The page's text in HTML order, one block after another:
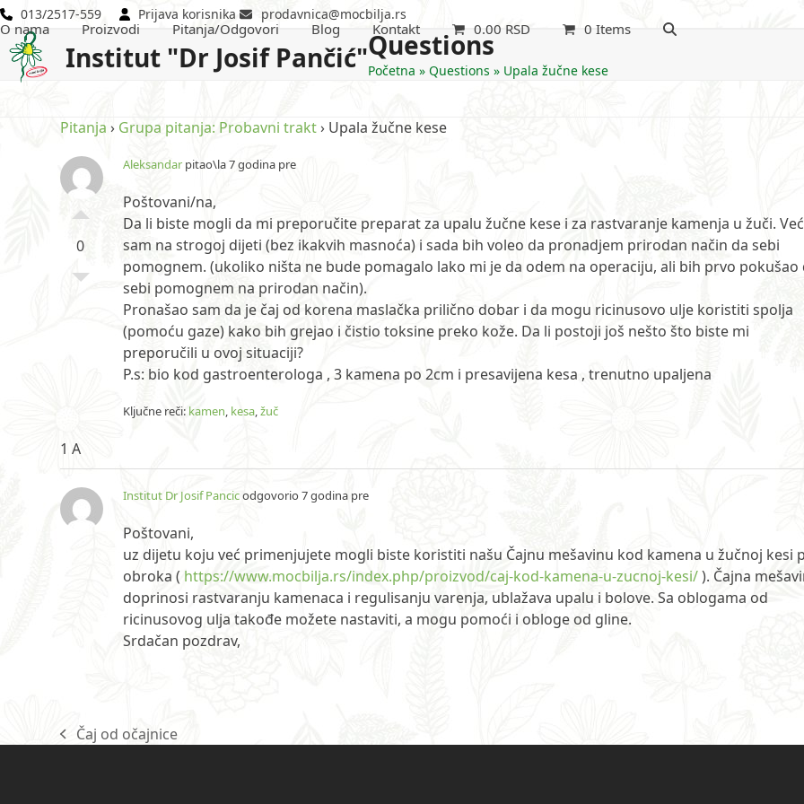
Skip
to
content
013/2517-559 Prijava korisnika prodavnica@mocbilja.rs
Institut "Dr Josif Pančić"
O nama Proizvodi Pitanja/Odgovori Blog Kontakt 0.00 RSD 0 Items
Questions
Početna » Questions » Upala žučne kese
Pitanja › Grupa pitanja: Probavni trakt› Upala žučne kese
0
Aleksandar pitao\la 7 godina pre
Poštovani/na,
Da li biste mogli da mi preporučite preparat za upalu žučne kese i za rastvaranje kamenja u žuči. Već
sam na strogoj dijeti (bez ikakvih masnoća) i sada bih voleo da pronadjem prirodan način da sebi
pomognem. (ukoliko ništa ne bude pomagalo lako mi je da odem na operaciju, ali bih prvo pokušao
sebi pomognem na prirodan način).
Pronašao sam da je čaj od korena maslačka prilično dobar i da mogu ricinusovo ulje koristiti spolja
(pomoću gaze) kako bih grejao i čistio toksine preko kože. Da li postoji još nešto što biste mi
preporučili u ovoj situaciji?
P.s: bio kod gastroenterologa , 3 kamena po 2cm i presavijena kesa , trenutno upaljena
Ključne reči: kamen, kesa,žuč
1 A
Institut Dr Josif Pancicodgovorio 7 godina pre
Poštovani,
uz dijetu koju već primenjujete mogli biste koristiti našu Čajnu mešavinu kod kamena u žučnoj kesi
obroka ( https://www.mocbilja.rs/index.php/proizvod/caj-kod-kamena-u-zucnoj-kesi/). Čajna
doprinosi rastvaranju kamenaca i regulisanju varenja, ublažava upalu i bolove. Sa oblogama od
ricinusovog ulja takođe možete nastaviti, a mogu pomoći i obloge od gline.
Srdačan pozdrav,
previous
Čaj od očajnice